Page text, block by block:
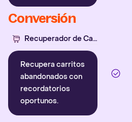
Conversión
Recuperador de Carritos
Recupera carritos
abandonados con
recordatorios
oportunos.